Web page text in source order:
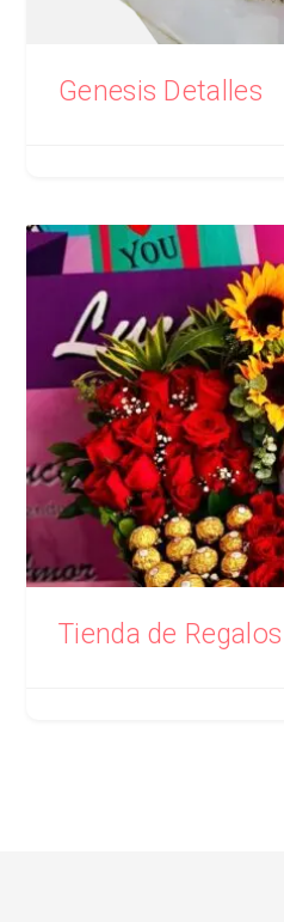
Genesis Detalles
Tienda de